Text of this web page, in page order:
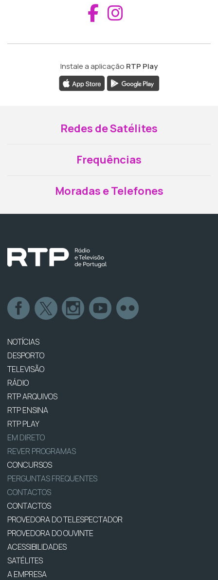
Aceder ao
Instale a aplicação RTP Play
Redes de Satélites
Frequências
Moradas e Telefones
NOTÍCIAS
DESPORTO
TELEVISÃO
RÁDIO
RTP ARQUIVOS
RTP ENSINA
RTP PLAY
EM DIRETO
REVER PROGRAMAS
CONCURSOS
PERGUNTAS FREQUENTES
CONTACTOS
CONTACTOS
PROVEDORA DO TELESPECTADOR
PROVEDORA DO OUVINTE
ACESSIBILIDADES
SATÉLITES
A EMPRESA